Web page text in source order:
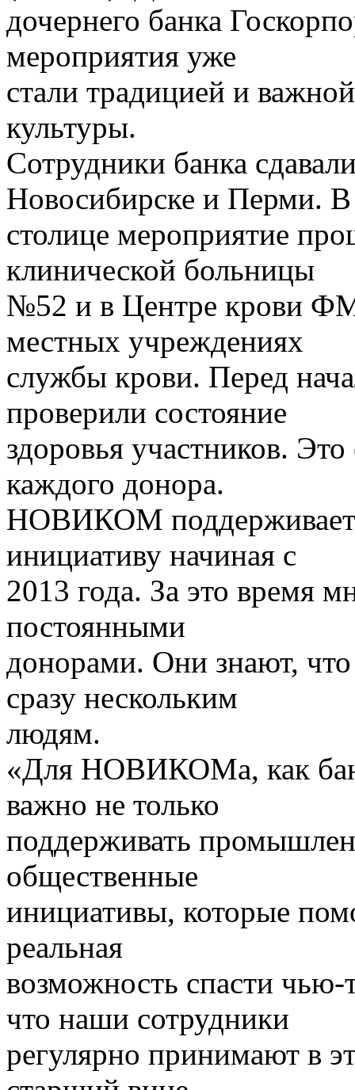
дочернего банка
мероприятия уже
стали традицией и
культуры.
Сотрудники банка
Новосибирске и Перми. В
столице мероприятие
клинической больницы
№52 и в Центре крови
местных учреждениях
службы крови. Перед
проверили состояние
здоровья участников.
каждого донора.
НОВИКОМ поддерживает
инициативу начиная с
2013 года. За это время
постоянными
донорами. Они знают,
сразу нескольким
людям.
«Для НОВИКОМа, как
важно не только
поддерживать
общественные
инициативы, которые
реальная
возможность спасти
что наши сотрудники
регулярно принимают в